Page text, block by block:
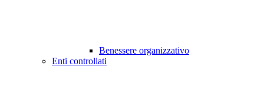
Benessere organizzativo
Enti controllati